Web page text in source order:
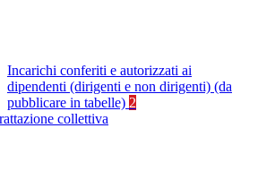
Incarichi conferiti e autorizzati ai
dipendenti (dirigenti e non dirigenti) (da
pubblicare in tabelle) 2
collettiva